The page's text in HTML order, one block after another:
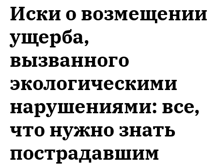
Иски о возмещении
ущерба,
вызванного
экологическими
нарушениями: все,
что нужно знать
пострадавшим